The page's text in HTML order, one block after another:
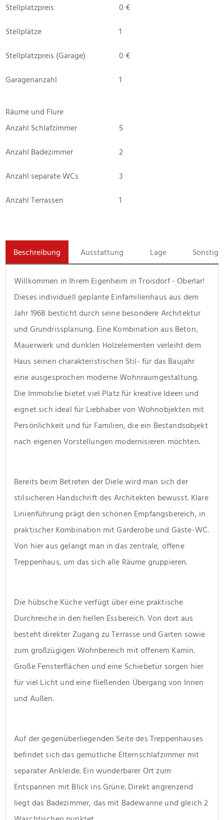
Stellplatzpreis
0 €
Stellplätze
1
Stellplatzpreis (Garage)
0 €
Garagenanzahl
1
Räume und Flure
Anzahl Schlafzimmer
5
Anzahl Badezimmer
2
Anzahl separate WCs
3
Anzahl Terrassen
1
Beschreibung Ausstattung Lage
Willkommen in Ihrem Eigenheim in Troisdorf - Oberlar!
Dieses individuell geplante Einfamilienhaus aus dem
Jahr 1968 besticht durch seine besondere Architektur
und Grundrissplanung. Eine Kombination aus Beton,
Mauerwerk und dunklen Holzelementen verleiht dem
Haus seinen charakteristischen Stil- für das Baujahr
eine ausgesprochen moderne Wohnraumgestaltung.
Die Immobilie bietet viel Platz für kreative Ideen und
eignet sich ideal für Liebhaber von Wohnobjekten mit
Persönlichkeit und für Familien, die ein Bestandsobjekt
nach eigenen Vorstellungen modernisieren möchten.
Bereits beim Betreten der Diele wird man sich der
stilsicheren Handschrift des Architekten bewusst. Klare
Linienführung prägt den schönen Empfangsbereich, in
praktischer Kombination mit Garderobe und Gäste-WC.
Von hier aus gelangt man in das zentrale, offene
Treppenhaus, um das sich alle Räume gruppieren.
Die hübsche Küche verfügt über eine praktische
Durchreiche in den hellen Essbereich. Von dort aus
besteht direkter Zugang zu Terrasse und Garten sowie
zum großzügigen Wohnbereich mit offenem Kamin.
Große Fensterflächen und eine Schiebetür sorgen hier
für viel Licht und eine fließenden Übergang von Innen
und Außen.
Auf der gegenüberliegenden Seite des Treppenhauses
befindet sich das gemütliche Elternschlafzimmer mit
separater Ankleide. Ein wunderbarer Ort zum
Entspannen mit Blick ins Grüne. Direkt angrenzend
liegt das Badezimmer, das mit Badewanne und gleich 2